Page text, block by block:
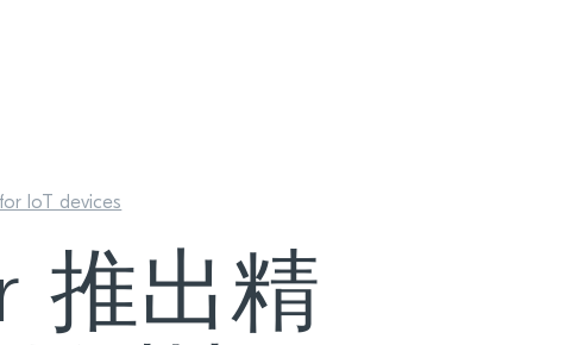
IoT devices
推出精